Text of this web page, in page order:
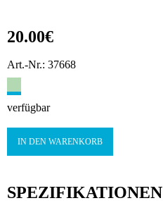
20.00€
Art.-Nr.: 37668
verfügbar
IN DEN WARENKORB
SPEZIFIKATIONEN